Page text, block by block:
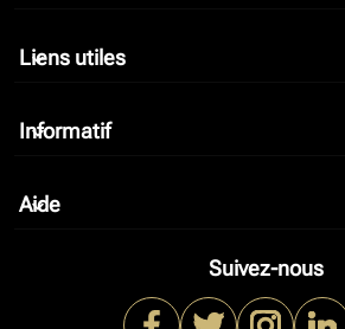
Liens utiles
keyboard_arrow_down
Informatif
keyboard_arrow_down
Aide
keyboard_arrow_down
Suivez-nous